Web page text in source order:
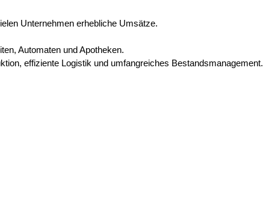
Unternehmen erhebliche Umsätze.
Automaten und Apotheken.
effiziente Logistik und umfangreiches Bestandsmanagement.